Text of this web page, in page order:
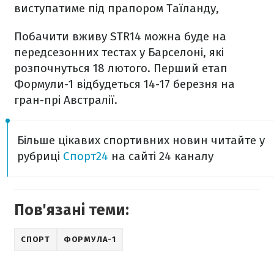
виступатиме під прапором Таїланду,
Побачити вживу STR14 можна буде на
передсезонних тестах у Барселоні, які
розпочнуться 18 лютого. Перший етап
Формули-1 відбудеться 14-17 березня на
гран-прі Австралії.
Більше цікавих спортивних новин читайте у
рубриці Спорт24 на сайті 24 каналу
Пов'язані теми:
СПОРТ ФОРМУЛА-1